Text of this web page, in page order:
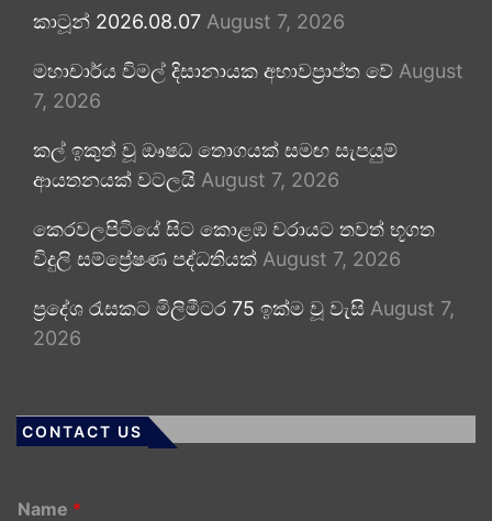
කාටූන් 2026.08.07 August 7, 2026
මහාචාර්ය විමල් දිසානායක අභාවප්‍රාප්ත වේ August
7, 2026
කල් ඉකුත් වූ ඖෂධ තොගයක් සමඟ සැපයුම්
ආයතනයක් වටලයි August 7, 2026
කෙරවලපිටියේ සිට කොළඹ වරායට තවත් භූගත
විදුලි සම්ප්‍රේෂණ පද්ධතියක් August 7, 2026
ප්‍රදේශ රැසකට මිලිමීටර 75 ඉක්ම වූ වැසි August 7,
2026
CONTACT US
Name *